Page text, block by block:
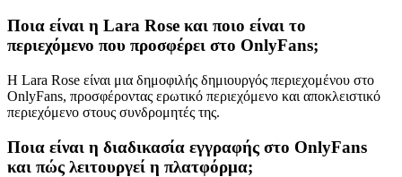
Ποια είναι η Lara Rose και ποιο είναι το
περιεχόμενο που προσφέρει στο OnlyFans;
Η Lara Rose είναι μια δημοφιλής δημιουργός περιεχομένου στο
OnlyFans, προσφέροντας ερωτικό περιεχόμενο και αποκλειστικό
περιεχόμενο στους συνδρομητές της.
Ποια είναι η διαδικασία εγγραφής στο OnlyFans
και πώς λειτουργεί η πλατφόρμα;